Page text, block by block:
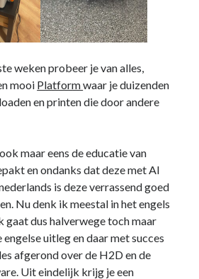
weken probeer je van alles,
mooi Platformwaar je duizenden
en printen die door andere
maar eens de educatie van
en ondanks dat deze met AI
is deze verrassend goed
Nu denk ik meestal in het engels
gaat dus halverwege toch maar
uitleg en daar met succes
afgerond over de H2D en de
Uit eindelijk krijg je een